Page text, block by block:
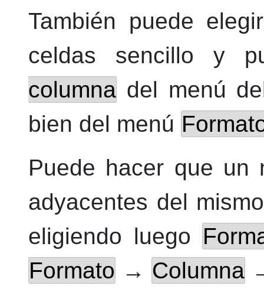
También puede
celdas sencillo y
columna del menú
bien del menú
Puede hacer que un
adyacentes del
eligiendo luego
Formato → Columna